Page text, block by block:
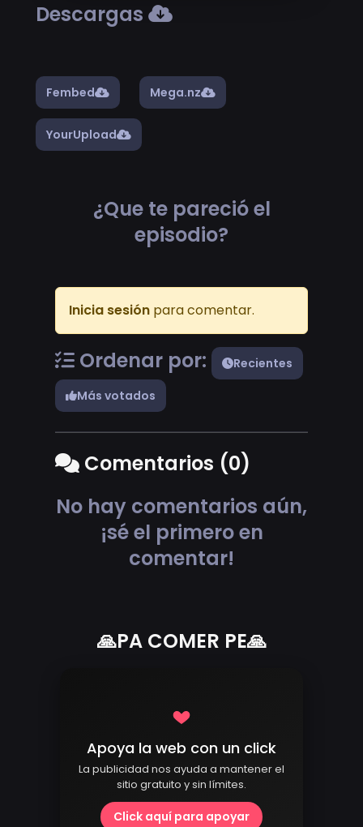
Descargas
Fembed Mega.nz
YourUpload
¿Que te pareció el
episodio?
Inicia sesión para comentar.
Ordenar por:
Recientes
Más votados
Comentarios (0)
No hay comentarios aún,
¡sé el primero en
comentar!
🙏PA COMER PE🙏
Apoya la web con un click
La publicidad nos ayuda a mantener el
sitio gratuito y sin límites.
Click aquí para apoyar